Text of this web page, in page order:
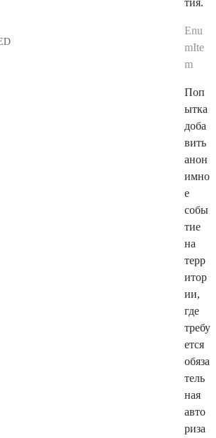
Enu
mIte
m
Поп
ытка
доба
вить
анон
имно
е
собы
тие
на
терр
итор
ии,
где
требу
ется
обяза
тель
ная
авто
риза